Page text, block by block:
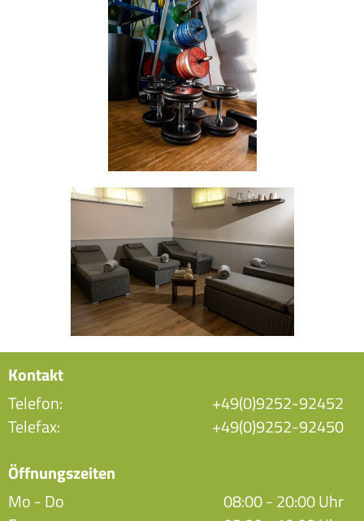
Kontakt
Telefon:
+49(0)9252-92452
Telefax:
+49(0)9252-92450
Öffnungszeiten
Mo - Do
08:00 - 20:00 Uhr